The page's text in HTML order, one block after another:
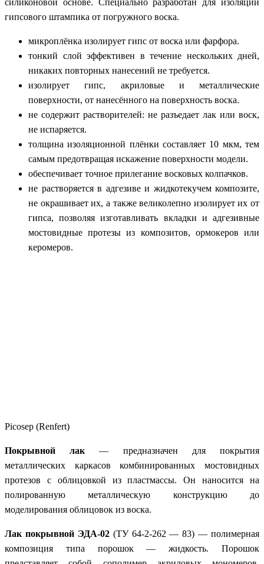
гипсового штампика от погружного воска.
микроплёнка изолирует гипс от воска или фарфора.
тонкий слой эффективен в течение нескольких дней,
никаких повторных нанесений не требуется.
изолирует гипс, акриловые и металлические
поверхности, от нанесённого на поверхность воска.
не содержит растворителей: не разъедает лак или воск,
не испаряется.
толщина изоляционной плёнки составляет 10 мкм, тем
самым предотвращая искажение поверхности модели.
обеспечивает точное прилегание восковых колпачков.
не растворяется в адгезиве и жидкотекучем композите,
не окрашивает их, а также великолепно изолирует их от
гипса, позволяя изготавливать вкладки и адгезивные
мостовидные протезы из композитов, ормокеров или
керомеров.
Picosep (Renfert)
Покрывной лак — предназначен для покрытия
металлических каркасов комбинированных мостовидных
протезов с облицовкой из пластмассы. Он наносится на
полированную металлическую конструкцию до
моделирования облицовок из воска.
Лак покрывной ЭДА-02(ТУ 64-2-262 — 83) — полимерная
композиция типа порошок — жидкость. Порошок